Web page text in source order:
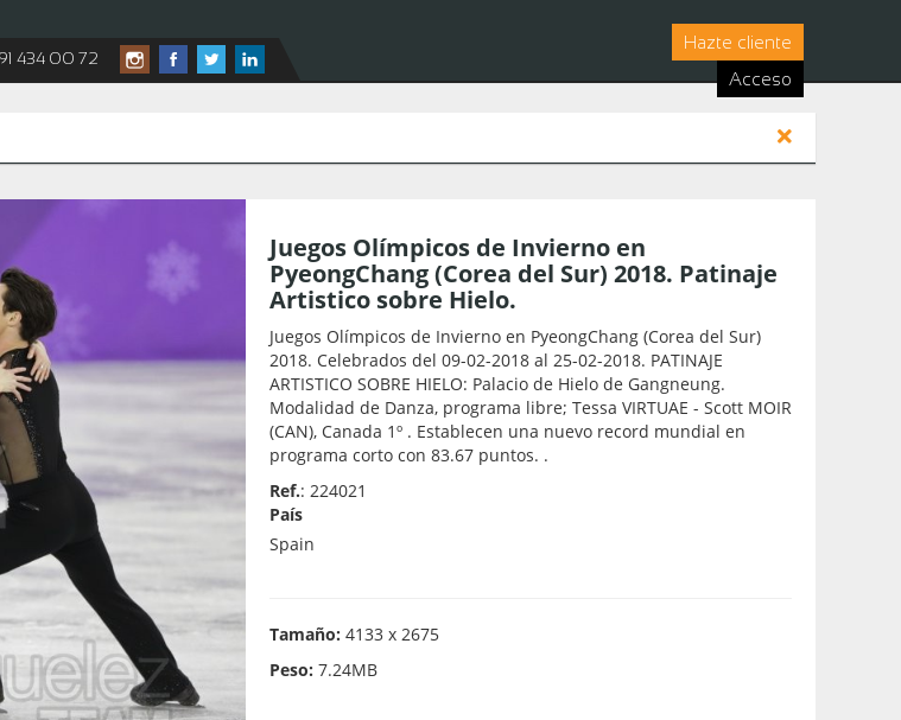
Hazte cliente
Acceso
91 434 00 72
Juegos Olímpicos de Invierno en
PyeongChang (Corea del Sur) 2018. Patinaje
Artistico sobre Hielo.
Juegos Olímpicos de Invierno en PyeongChang (Corea del Sur)
2018. Celebrados del 09-02-2018 al 25-02-2018. PATINAJE
ARTISTICO SOBRE HIELO: Palacio de Hielo de Gangneung.
Modalidad de Danza, programa libre; Tessa VIRTUAE - Scott MOIR
(CAN), Canada 1º . Establecen una nuevo record mundial en
programa corto con 83.67 puntos. .
Ref.: 224021
País
Spain
Tamaño: 4133 x 2675
Peso: 7.24MB